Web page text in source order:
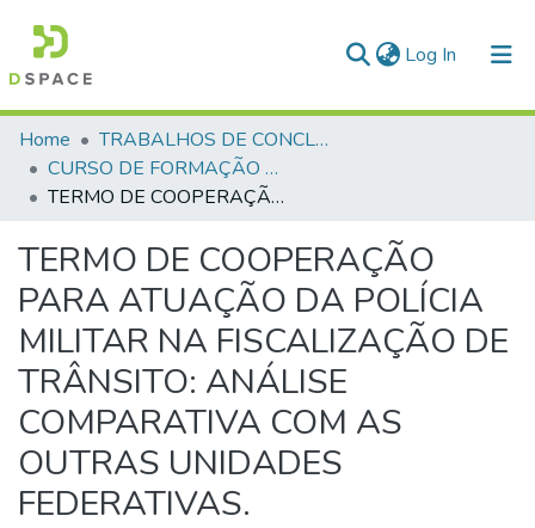
Log In (current)
Communities & Collections
All of DSpace
Home
TRABALHOS DE CONCLUSÃO DE CURSO - CFO (CURSO DE FORMAÇÃO DE OFICIAIS)
CURSO DE FORMAÇÃO DE OFICIAIS - 47ª TURMA CFO – ASPIRANTES - 2025
TERMO DE COOPERAÇÃO PARA ATUAÇÃO DA POLÍCIA MILITAR NA FISCALIZAÇÃO DE TRÂNSITO: ANÁLISE COMPARATIVA COM AS OUTRAS UNIDADES FEDERATIVAS.
TERMO DE COOPERAÇÃO
PARA ATUAÇÃO DA POLÍCIA
MILITAR NA FISCALIZAÇÃO DE
TRÂNSITO: ANÁLISE
COMPARATIVA COM AS
OUTRAS UNIDADES
FEDERATIVAS.